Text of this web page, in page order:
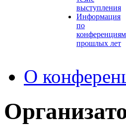
выступления
Информация
по
конференциям
прошлых лет
О